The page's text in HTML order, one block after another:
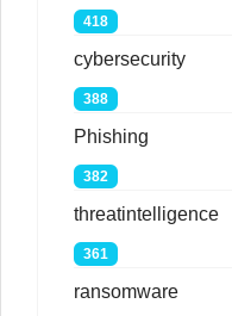
418
cybersecurity
388
Phishing
382
threatintelligence
361
ransomware